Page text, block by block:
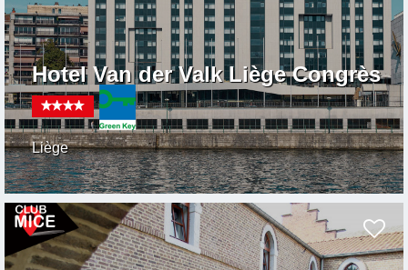
Hotel Van der Valk Liège Congrès
Liège